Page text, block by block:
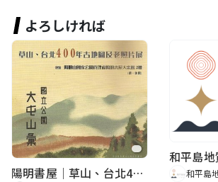
よろしければ
陽明書屋｜草山、台北400年古地圖老照片展｜智慧導覽
和平島地
和平島